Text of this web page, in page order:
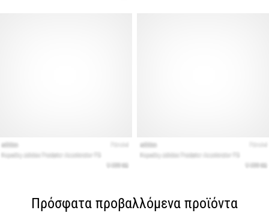
Πρόσφατα προβαλλόμενα προϊόντα